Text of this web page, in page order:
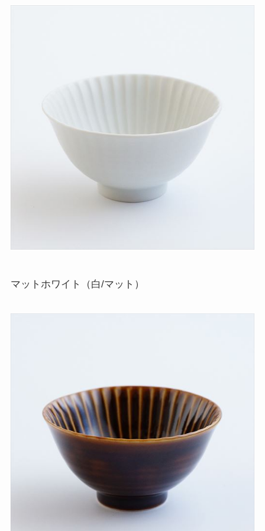
マットホワイト（白/マット）